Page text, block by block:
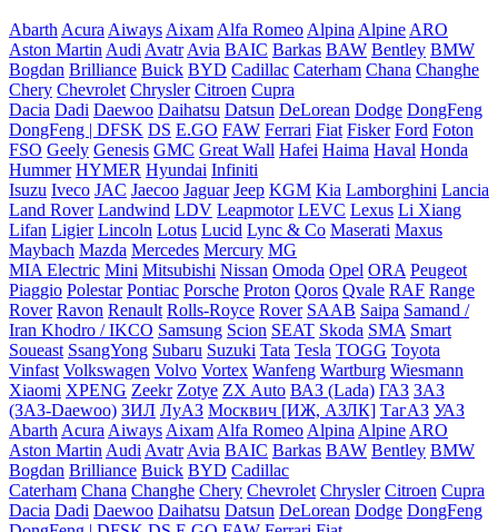
Abarth Acura Aiways Aixam Alfa Romeo Alpina Alpine ARO
Aston Martin Audi Avatr Avia BAIC Barkas BAW Bentley BMW
Bogdan Brilliance Buick BYD Cadillac Caterham Chana Changhe
Chery Chevrolet Chrysler Citroen Cupra
Dacia Dadi Daewoo Daihatsu Datsun DeLorean Dodge DongFeng
DongFeng | DFSK DS E.GO FAW Ferrari Fiat Fisker Ford Foton
FSO Geely Genesis GMC Great Wall Hafei Haima Haval Honda
Hummer HYMER Hyundai Infiniti
Isuzu Iveco JAC Jaecoo Jaguar Jeep KGM Kia Lamborghini Lancia
Land Rover Landwind LDV Leapmotor LEVC Lexus Li Xiang
Lifan Ligier Lincoln Lotus Lucid Lync & Co Maserati Maxus
Maybach Mazda Mercedes Mercury MG
MIA Electric Mini Mitsubishi Nissan Omoda Opel ORA Peugeot
Piaggio Polestar Pontiac Porsche Proton Qoros Qvale RAF Range
Rover Ravon Renault Rolls-Royce Rover SAAB Saipa Samand /
Iran Khodro / IKCO Samsung Scion SEAT Skoda SMA Smart
Soueast SsangYong Subaru Suzuki Tata Tesla TOGG Toyota
Vinfast Volkswagen Volvo Vortex Wanfeng Wartburg Wiesmann
Xiaomi XPENG Zeekr Zotye ZX Auto ВАЗ (Lada) ГАЗ ЗАЗ
(ЗАЗ-Daewoo) ЗИЛ ЛуАЗ Москвич [ИЖ, АЗЛК] ТагАЗ УАЗ
Abarth Acura Aiways Aixam Alfa Romeo Alpina Alpine ARO
Aston Martin Audi Avatr Avia BAIC Barkas BAW Bentley BMW
Bogdan Brilliance Buick BYD Cadillac
Caterham Chana Changhe Chery Chevrolet Chrysler Citroen Cupra
Dacia Dadi Daewoo Daihatsu Datsun DeLorean Dodge DongFeng